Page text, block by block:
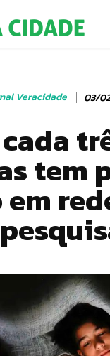
Veracidade 03/
tem